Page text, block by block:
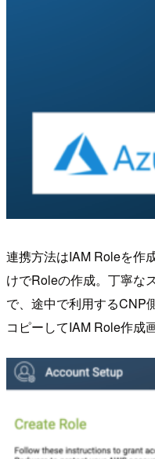
連携方法はIAM Roleを作
けでRoleの作成。丁寧な
で、途中で利用するCNP
コピーしてIAM Role作成